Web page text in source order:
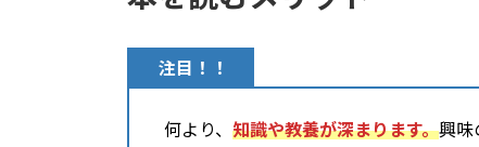
注目！！
何より、 知識や教養が深まります。興味